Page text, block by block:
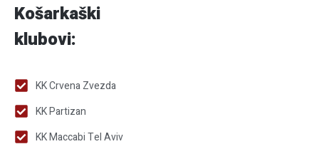
Košarkaški
klubovi:
KK Crvena Zvezda
KK Partizan
KK Maccabi Tel Aviv